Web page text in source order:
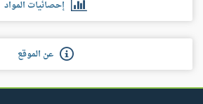
إحصائيات المواد
عن الموقع